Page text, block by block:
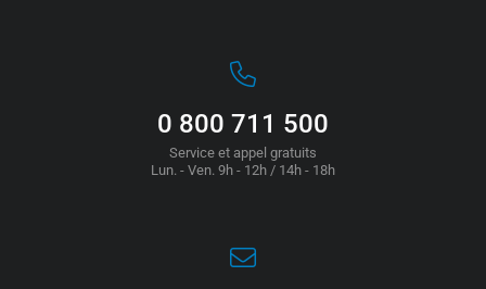
0 800 711 500
Service et appel gratuits
Lun. - Ven. 9h - 12h / 14h - 18h